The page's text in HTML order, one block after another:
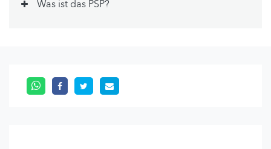
Was ist das PSP?